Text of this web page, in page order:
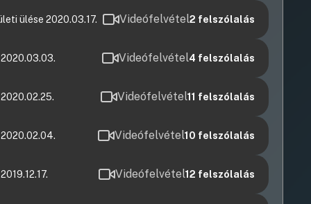
ülése 2020.03.17. Videófelvétel2 felszólalás
Videófelvétel4 felszólalás
Videófelvétel11 felszólalás
Videófelvétel10 felszólalás
Videófelvétel12 felszólalás